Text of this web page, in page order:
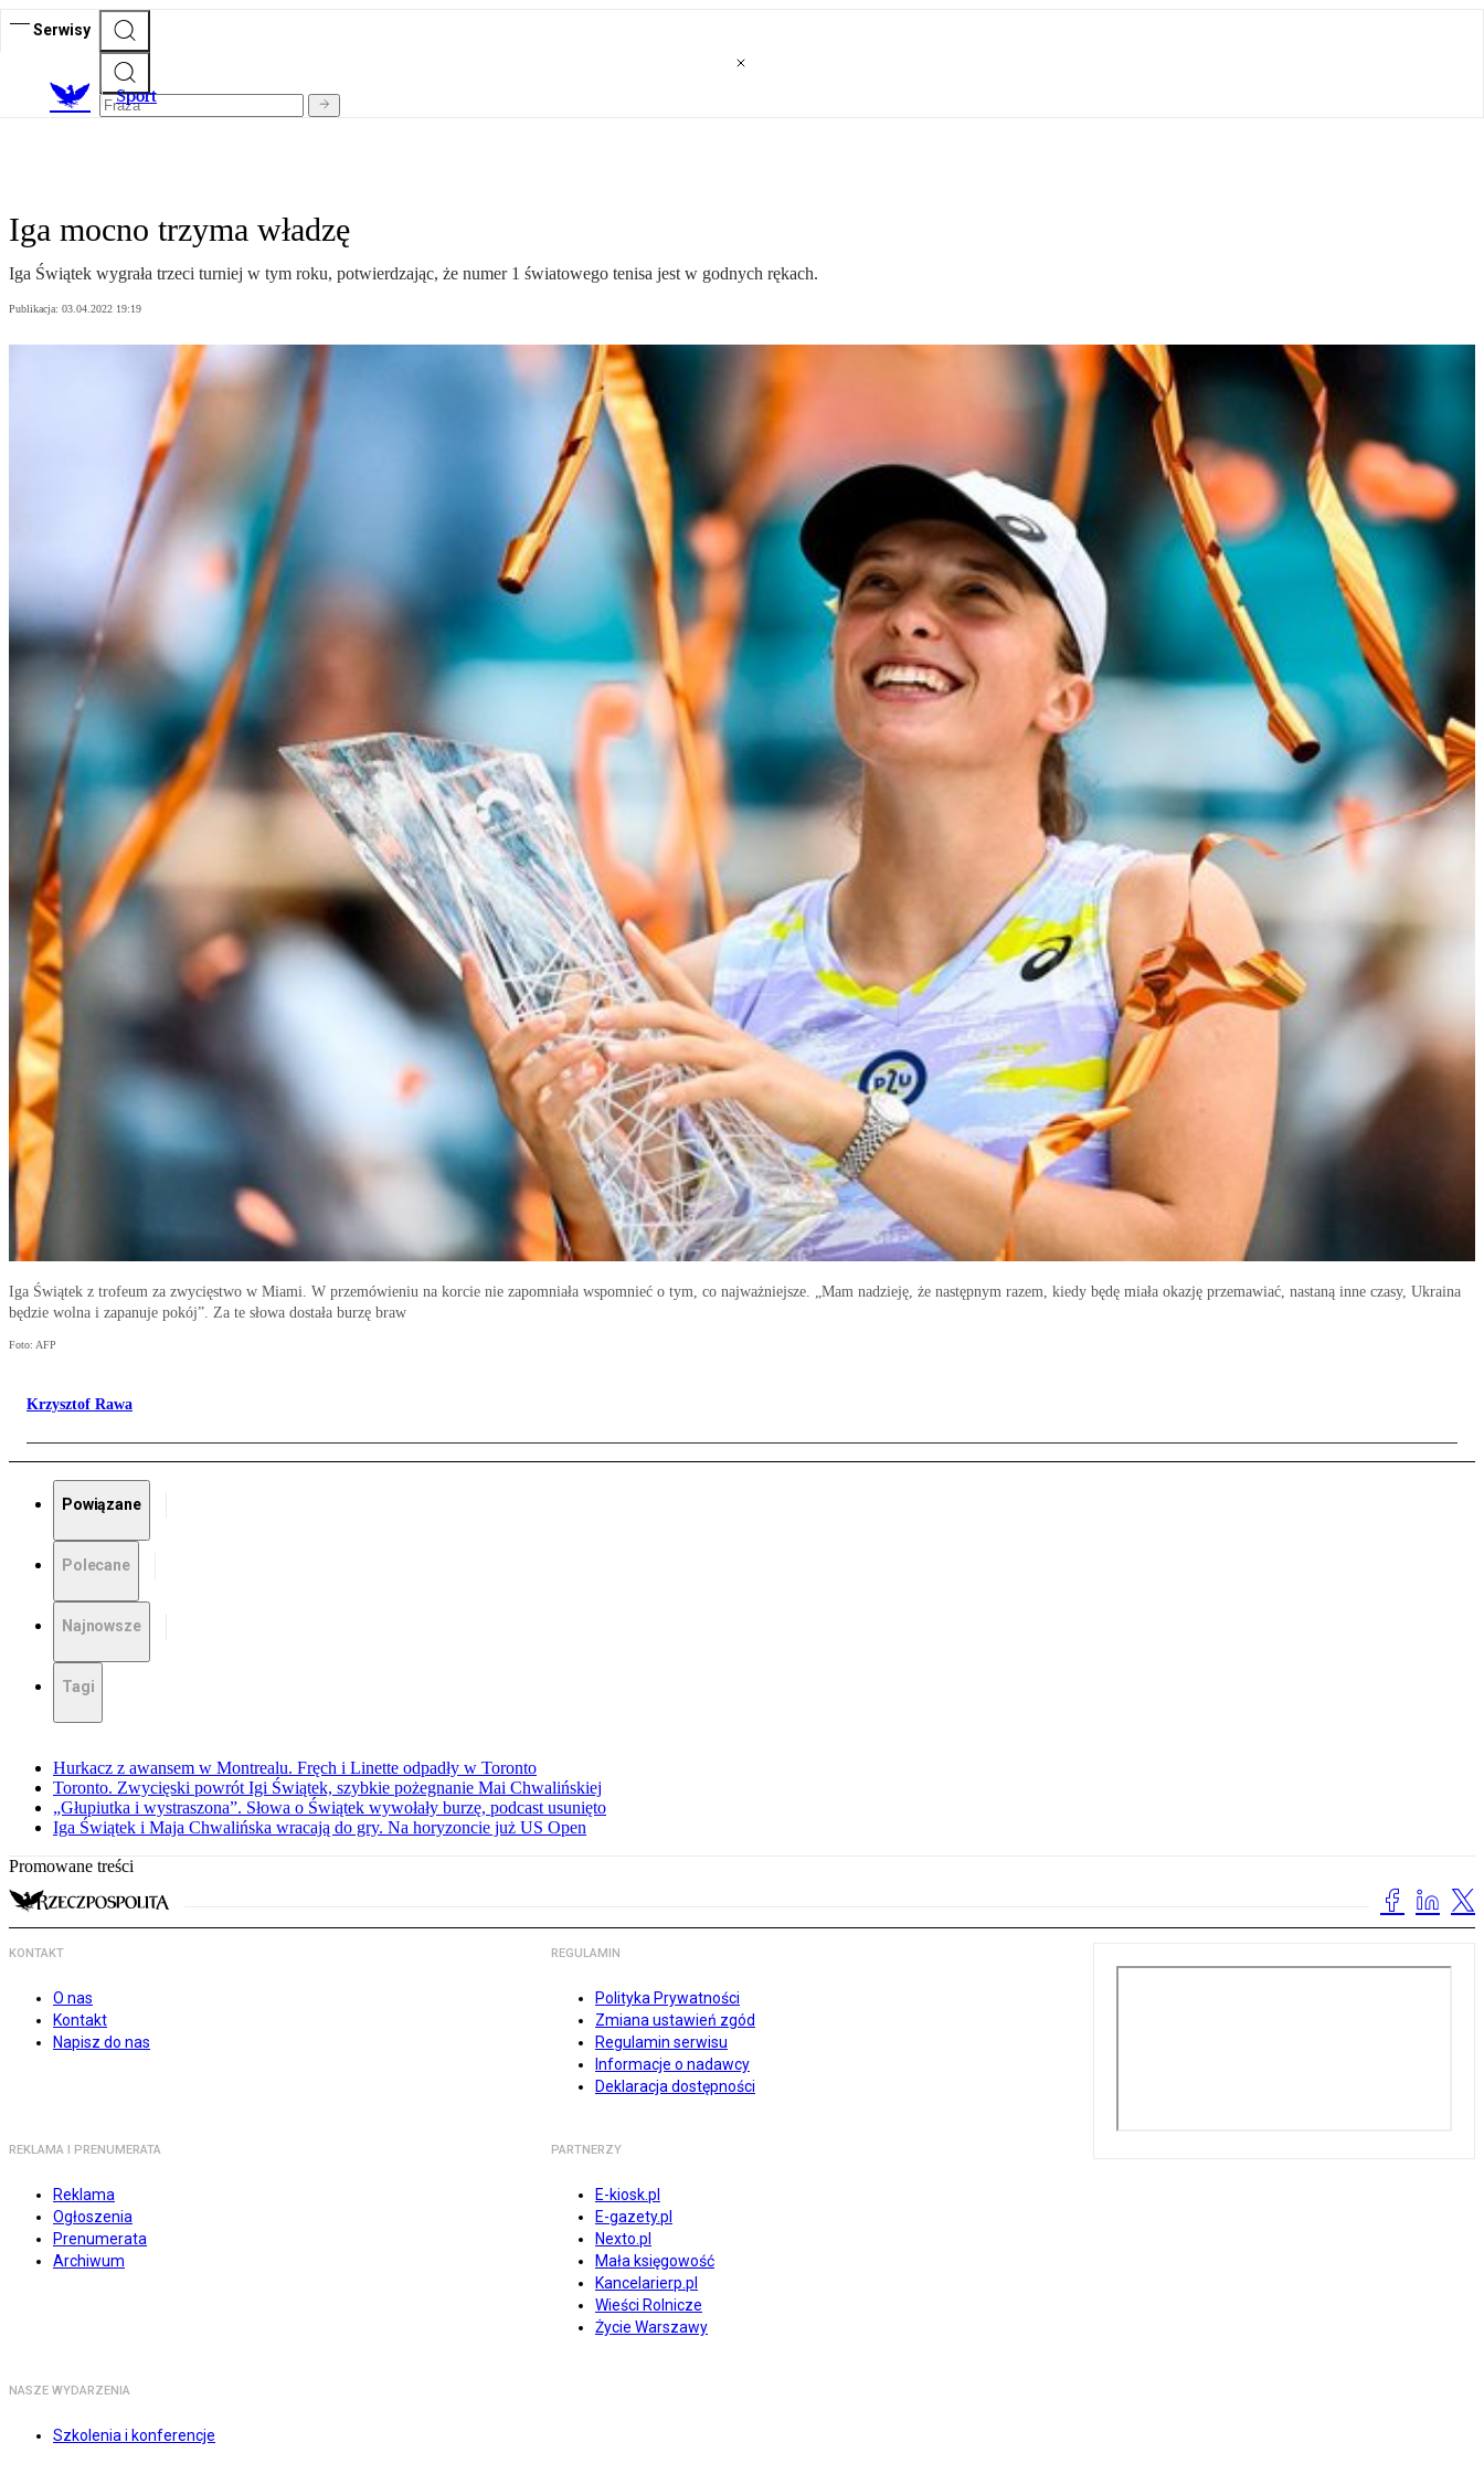
Serwisy
Sport
Iga mocno trzyma władzę
Iga Świątek wygrała trzeci turniej w tym roku, potwierdzając, że numer 1 światowego tenisa jest w godnych rękach.
Publikacja: 03.04.2022 19:19
Iga Świątek z trofeum za zwycięstwo w Miami. W przemówieniu na korcie nie zapomniała wspomnieć o tym, co najważniejsze. „Mam nadzieję, że następnym razem, kiedy będę miała okazję przemawiać, nastaną inne czasy, Ukraina
będzie wolna i zapanuje pokój”. Za te słowa dostała burzę braw
Foto: AFP
Krzysztof Rawa
Powiązane
Polecane
Najnowsze
Tagi
Hurkacz z awansem w Montrealu. Fręch i Linette odpadły w Toronto
Toronto. Zwycięski powrót Igi Świątek, szybkie pożegnanie Mai Chwalińskiej
„Głupiutka i wystraszona”. Słowa o Świątek wywołały burzę, podcast usunięto
Iga Świątek i Maja Chwalińska wracają do gry. Na horyzoncie już US Open
Promowane treści
KONTAKT
O nas
Kontakt
Napisz do nas
REGULAMIN
Polityka Prywatności
Zmiana ustawień zgód
Regulamin serwisu
Informacje o nadawcy
Deklaracja dostępności
REKLAMA I PRENUMERATA
Reklama
Ogłoszenia
Prenumerata
Archiwum
PARTNERZY
E-kiosk.pl
E-gazety.pl
Nexto.pl
Mała księgowość
Kancelarierp.pl
Wieści Rolnicze
Życie Warszawy
NASZE WYDARZENIA
Szkolenia i konferencje